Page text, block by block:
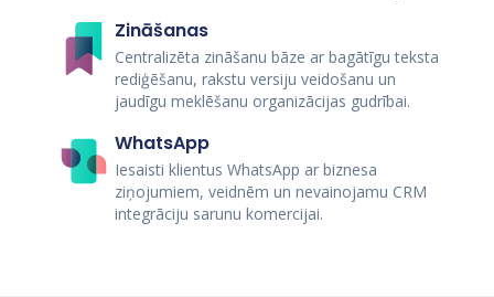
Zināšanas
Centralizēta zināšanu bāze ar bagātīgu teksta
rediģēšanu, rakstu versiju veidošanu un
jaudīgu meklēšanu organizācijas gudrībai.
WhatsApp
Iesaisti klientus WhatsApp ar biznesa
ziņojumiem, veidnēm un nevainojamu CRM
integrāciju sarunu komercijai.